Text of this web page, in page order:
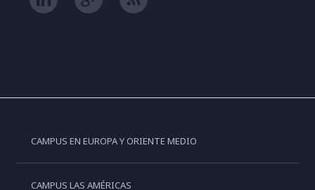
CAMPUS EN EUROPA Y ORIENTE MEDIO
CAMPUS LAS AMÉRICAS